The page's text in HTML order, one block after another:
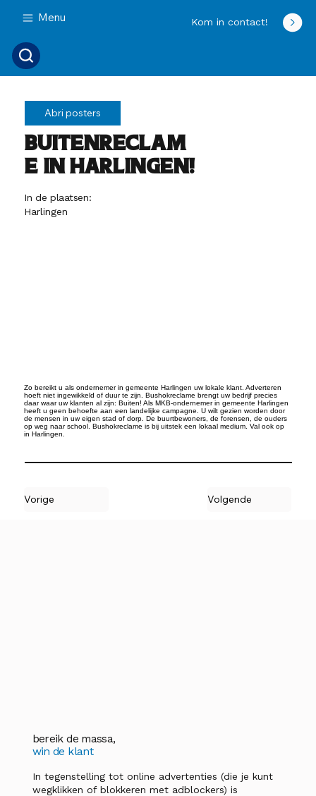
Menu Kom in contact!
Abri posters
Buitenreclam
e in Harlingen!
In de plaatsen:
Harlingen
Zo bereikt u als ondernemer in gemeente Harlingen uw lokale klant. Adverteren
hoeft niet ingewikkeld of duur te zijn. Bushokreclame brengt uw bedrijf precies
daar waar uw klanten al zijn: Buiten! Als MKB-ondernemer in gemeente Harlingen
heeft u geen behoefte aan een landelijke campagne. U wilt gezien worden door
de mensen in uw eigen stad of dorp. De buurtbewoners, de forensen, de ouders
op weg naar school. Bushokreclame is bij uitstek een lokaal medium. Val ook op
in Harlingen.
Vorige Volgende
bereik de massa,
win de klant
In tegenstelling tot online advertenties (die je kunt
wegklikken of blokkeren met adblockers) is